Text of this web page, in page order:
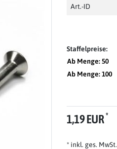
Art.-ID
Staffelpreise:
Ab Menge: 50
Ab Menge: 100
1,19 EUR*
* inkl. ges.